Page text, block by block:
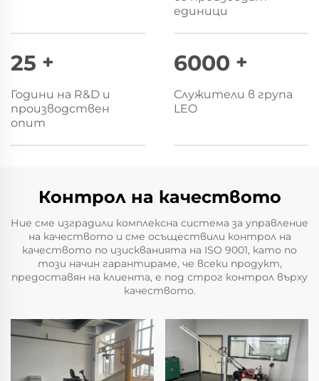
единици
25 +
Години на R&D и
производствен
опит
6000 +
Служители в група
LEO
Контрол на качеството
Ние сме изградили комплексна система за управление
на качеството и сме осъществили контрол на
качеството по изискванията на ISO 9001, като по
този начин гарантираме, че всеки продукт,
предоставян на клиента, е под строг контрол върху
качеството.